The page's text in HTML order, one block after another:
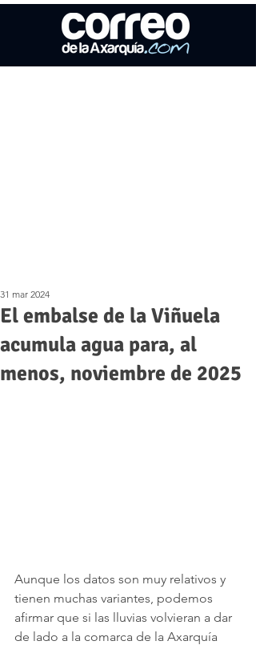
El embalse de la Viñuela
acumula agua para, al
menos, noviembre de 2025
31 mar 2024
Aunque los datos son muy relativos y
tienen muchas variantes, podemos
afirmar que si las lluvias volvieran a dar
de lado a la comarca de la Axarquía